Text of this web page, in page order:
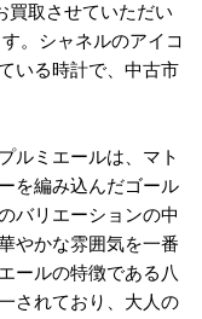
買取させていただい
。シャネルのアイコ
いる時計で、中古市
ルミエールは、マト
を編み込んだゴール
バリエーションの中
やかな雰囲気を一番
ールの特徴である八
されており、大人の